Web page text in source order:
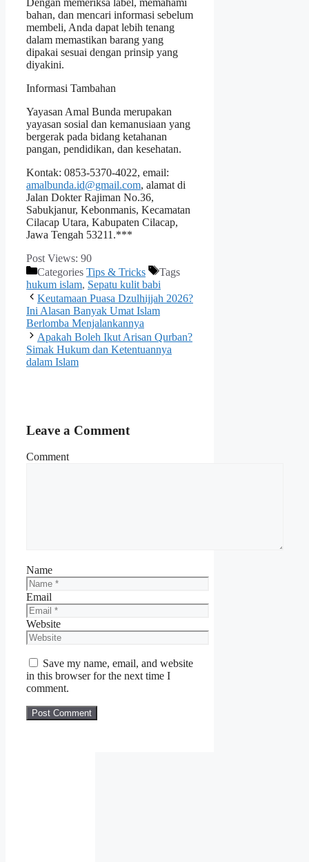
bahan, dan mencari informasi sebelum
membeli, Anda dapat lebih tenang
dalam memastikan barang yang
dipakai sesuai dengan prinsip yang
diyakini.
Informasi Tambahan
Yayasan Amal Bunda merupakan
yayasan sosial dan kemanusiaan yang
bergerak pada bidang ketahanan
pangan, pendidikan, dan kesehatan.
Kontak: 0853-5370-4022, email:
amalbunda.id@gmail.com, alamat di
Jalan Dokter Rajiman No.36,
Sabukjanur, Kebonmanis, Kecamatan
Cilacap Utara, Kabupaten Cilacap,
Jawa Tengah 53211.***
Post Views: 90
Categories Tips & Tricks
Tags
hukum islam, Sepatu kulit babi
Keutamaan Puasa Dzulhijjah 2026?
Ini Alasan Banyak Umat Islam
Berlomba Menjalankannya
Apakah Boleh Ikut Arisan Qurban?
Simak Hukum dan Ketentuannya
dalam Islam
Leave a Comment
Comment
Name
Email
Website
Save my name, email, and website
in this browser for the next time I
comment.